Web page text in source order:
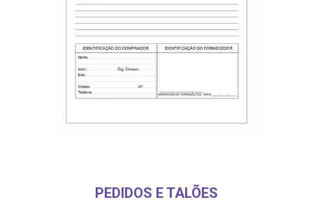
PEDIDOS E TALÕES